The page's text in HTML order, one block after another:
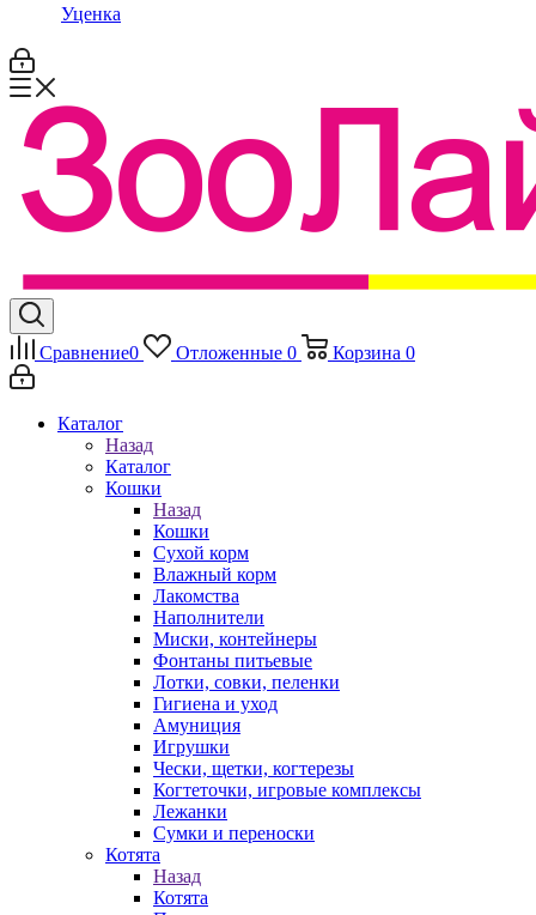
Уценка
Сравнение0 Отложенные 0 Корзина 0
Каталог
Назад
Каталог
Кошки
Назад
Кошки
Сухой корм
Влажный корм
Лакомства
Наполнители
Миски, контейнеры
Фонтаны питьевые
Лотки, совки, пеленки
Гигиена и уход
Амуниция
Игрушки
Чески, щетки, когтерезы
Когтеточки, игровые комплексы
Лежанки
Сумки и переноски
Котята
Назад
Котята